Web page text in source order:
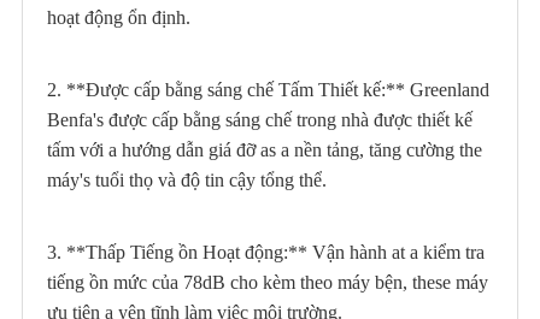
hoạt động ổn định.
2. **Được cấp bằng sáng chế Tấm Thiết kế:** Greenland
Benfa's được cấp bằng sáng chế trong nhà được thiết kế
tấm với a hướng dẫn giá đỡ as a nền tảng, tăng cường the
máy's tuổi thọ và độ tin cậy tổng thể.
3. **Thấp Tiếng ồn Hoạt động:** Vận hành at a kiểm tra
tiếng ồn mức của 78dB cho kèm theo máy bện, these máy
ưu tiên a yên tĩnh làm việc môi trường.